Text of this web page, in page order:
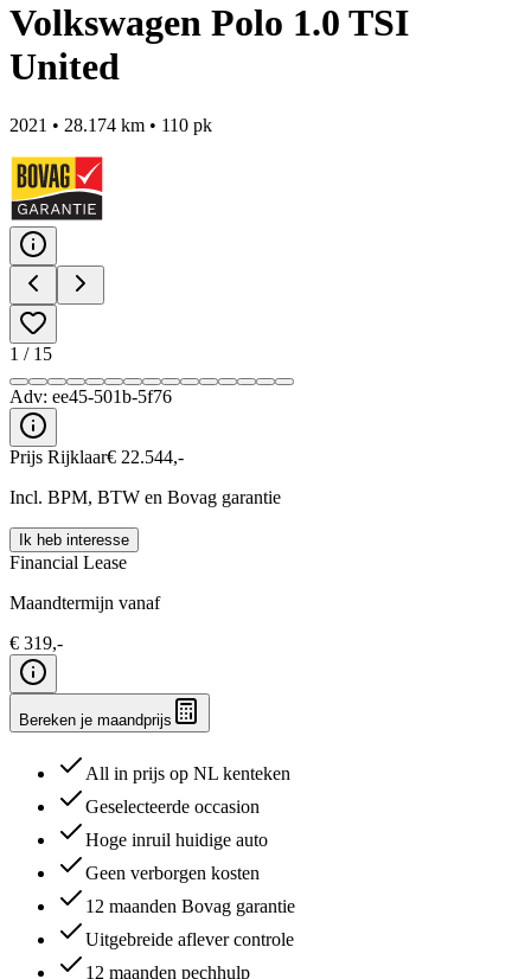
Volkswagen Polo 1.0 TSI
United
2021 • 28.174 km • 110 pk
1 / 15
Adv: ee45-501b-5f76
Prijs Rijklaar€ 22.544,-
Incl. BPM, BTW en Bovag garantie
Ik heb interesse
Financial Lease
Maandtermijn vanaf
€ 319,-
Bereken je maandprijs
All in prijs op NL kenteken
Geselecteerde occasion
Hoge inruil huidige auto
Geen verborgen kosten
12 maanden Bovag garantie
Uitgebreide aflever controle
12 maanden pechhulp